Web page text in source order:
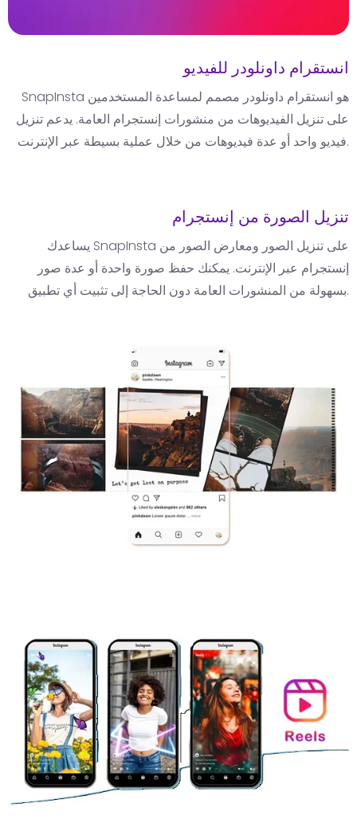
انستقرام داونلودر للفيديو
SnapInsta هو انستقرام داونلودر مصمم لمساعدة المستخدمين
على تنزيل الفيديوهات من منشورات إنستجرام العامة. يدعم تنزيل
فيديو واحد أو عدة فيديوهات من خلال عملية بسيطة عبر الإنترنت.
تنزيل الصورة من إنستجرام
يساعدك SnapInsta على تنزيل الصور ومعارض الصور من
إنستجرام عبر الإنترنت. يمكنك حفظ صورة واحدة أو عدة صور
بسهولة من المنشورات العامة دون الحاجة إلى تثبيت أي تطبيق.